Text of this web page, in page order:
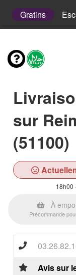
Gratins
sur
(51100)
18h00
À
Précommande
Avis sur